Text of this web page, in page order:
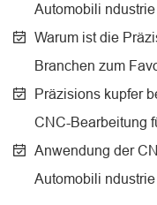
Automobili ndustrie
Warum ist die
Branchen zum
Präzisions kupfer
CNC-Bearbeitung
Anwendung der
Automobili